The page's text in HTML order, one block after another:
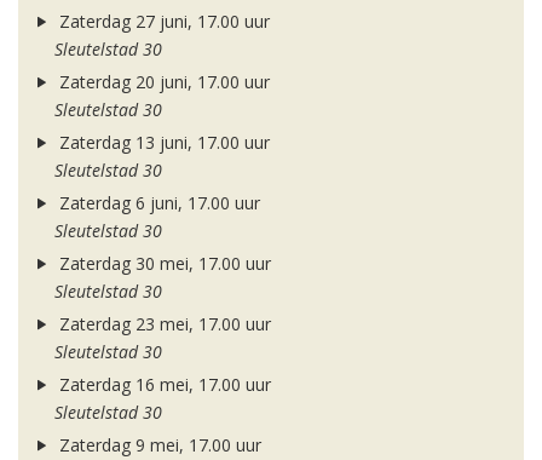
Zaterdag 27 juni, 17.00 uur
Sleutelstad 30
Zaterdag 20 juni, 17.00 uur
Sleutelstad 30
Zaterdag 13 juni, 17.00 uur
Sleutelstad 30
Zaterdag 6 juni, 17.00 uur
Sleutelstad 30
Zaterdag 30 mei, 17.00 uur
Sleutelstad 30
Zaterdag 23 mei, 17.00 uur
Sleutelstad 30
Zaterdag 16 mei, 17.00 uur
Sleutelstad 30
Zaterdag 9 mei, 17.00 uur